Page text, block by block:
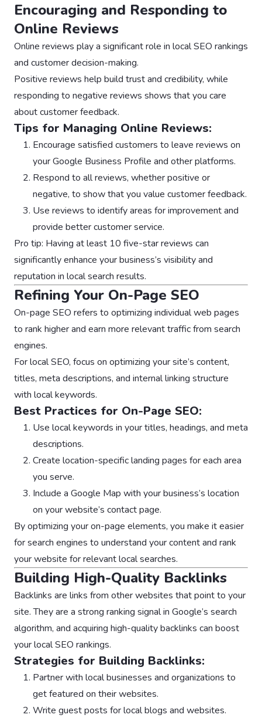
Encouraging and Responding to
Online Reviews
Online reviews play a significant role in local SEO rankings
and customer decision-making.
Positive reviews help build trust and credibility, while
responding to negative reviews shows that you care
about customer feedback.
Tips for Managing Online Reviews:
Encourage satisfied customers to leave reviews on
your Google Business Profile and other platforms.
Respond to all reviews, whether positive or
negative, to show that you value customer feedback.
Use reviews to identify areas for improvement and
provide better customer service.
Pro tip: Having at least 10 five-star reviews can
significantly enhance your business’s visibility and
reputation in local search results.
Refining Your On-Page SEO
On-page SEO refers to optimizing individual web pages
to rank higher and earn more relevant traffic from search
engines.
For local SEO, focus on optimizing your site’s content,
titles, meta descriptions, and internal linking structure
with local keywords.
Best Practices for On-Page SEO:
Use local keywords in your titles, headings, and meta
descriptions.
Create location-specific landing pages for each area
you serve.
Include a Google Map with your business’s location
on your website’s contact page.
By optimizing your on-page elements, you make it easier
for search engines to understand your content and rank
your website for relevant local searches.
Building High-Quality Backlinks
Backlinks are links from other websites that point to your
site. They are a strong ranking signal in Google’s search
algorithm, and acquiring high-quality backlinks can boost
your local SEO rankings.
Strategies for Building Backlinks:
Partner with local businesses and organizations to
get featured on their websites.
Write guest posts for local blogs and websites.